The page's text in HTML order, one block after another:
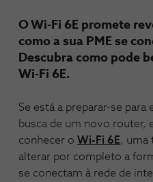
O Wi-Fi 6E promete
como a sua PME se
Descubra como pode
Wi-Fi 6E.
Se está a preparar-se
busca de um novo router,
conhecer o Wi-Fi 6E, uma
alterar por completo a
se conectam à rede de